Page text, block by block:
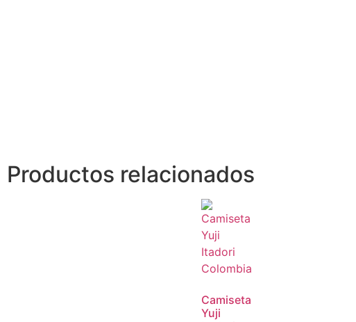
Productos relacionados
Camiseta
Yuji